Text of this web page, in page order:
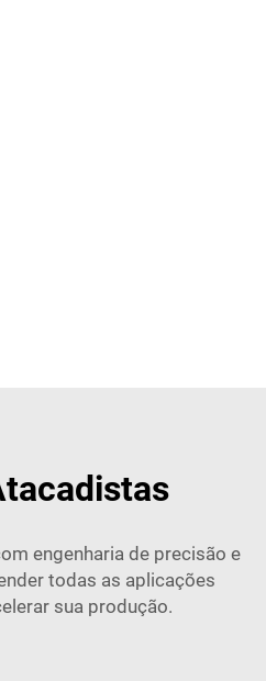
engenharia de precisão e
todas as aplicações
sua produção.